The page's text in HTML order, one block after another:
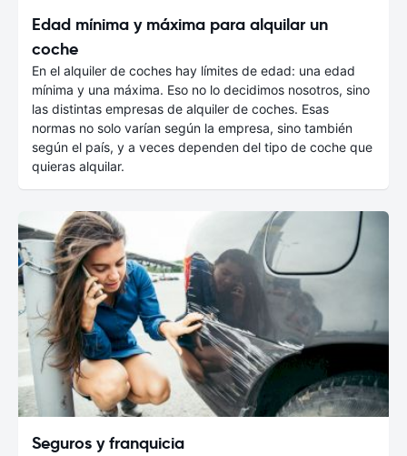
Edad mínima y máxima para alquilar un
coche
En el alquiler de coches hay límites de edad: una edad
mínima y una máxima. Eso no lo decidimos nosotros, sino
las distintas empresas de alquiler de coches. Esas
normas no solo varían según la empresa, sino también
según el país, y a veces dependen del tipo de coche que
quieras alquilar.
Seguros y franquicia